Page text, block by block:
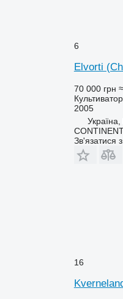
6
Elvorti
70 000 грн
Культиватор
2005
Україна,
Зв'язатися
16